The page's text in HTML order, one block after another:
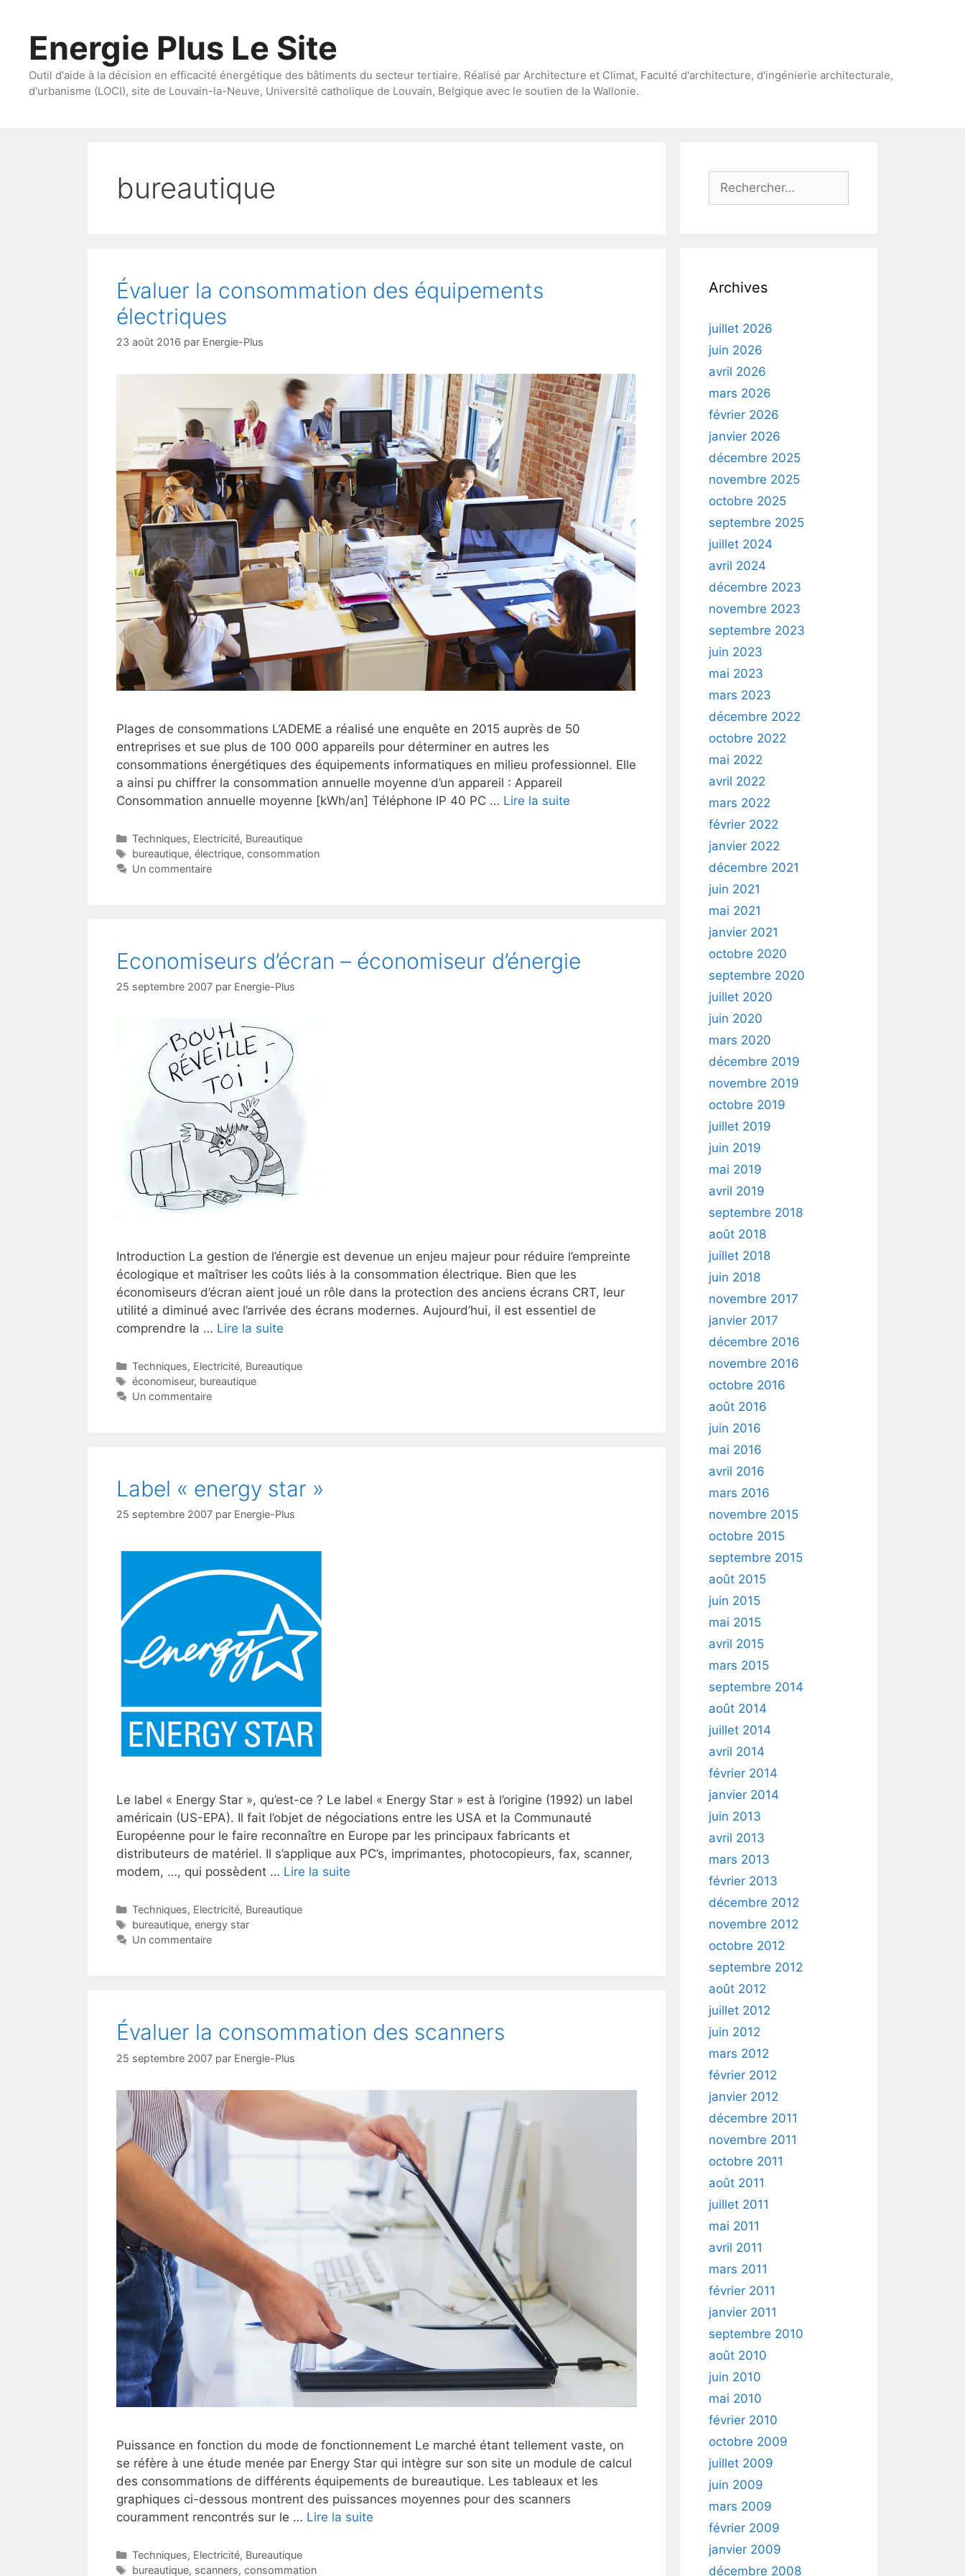
contenuEnergie Plus Le Site
Outil d'aide à la décision en efficacité énergétique des bâtiments du secteur tertiaire. Réalisé par Architecture et Climat, Faculté d'architecture, d'ingénierie architecturale,
d'urbanisme (LOCI), site de Louvain-la-Neuve, Université catholique de Louvain, Belgique avec le soutien de la Wallonie.
bureautique
Évaluer la consommation des équipements
électriques
23 août 2016 par Energie-Plus
Plages de consommations L’ADEME a réalisé une enquête en 2015 auprès de 50
entreprises et sue plus de 100 000 appareils pour déterminer en autres les
consommations énergétiques des équipements informatiques en milieu professionnel. Elle
a ainsi pu chiffrer la consommation annuelle moyenne d’un appareil : Appareil
Consommation annuelle moyenne [kWh/an] Téléphone IP 40 PC … Lire la suite
Catégories
Techniques, Electricité, Bureautique
Étiquettes
bureautique, électrique, consommation
Un commentaire
Economiseurs d’écran – économiseur d’énergie
25 septembre 2007 par Energie-Plus
Introduction La gestion de l’énergie est devenue un enjeu majeur pour réduire l’empreinte
écologique et maîtriser les coûts liés à la consommation électrique. Bien que les
économiseurs d’écran aient joué un rôle dans la protection des anciens écrans CRT, leur
utilité a diminué avec l’arrivée des écrans modernes. Aujourd’hui, il est essentiel de
comprendre la … Lire la suite
Catégories
Techniques, Electricité, Bureautique
Étiquettes
économiseur, bureautique
Un commentaire
Label « energy star »
25 septembre 2007 par Energie-Plus
Le label « Energy Star », qu’est-ce ? Le label « Energy Star » est à l’origine (1992) un label
américain (US-EPA). Il fait l’objet de négociations entre les USA et la Communauté
Européenne pour le faire reconnaître en Europe par les principaux fabricants et
distributeurs de matériel. Il s’applique aux PC’s, imprimantes, photocopieurs, fax, scanner,
modem, …, qui possèdent … Lire la suite
Catégories
Techniques, Electricité, Bureautique
Étiquettes
bureautique, energy star
Un commentaire
Évaluer la consommation des scanners
25 septembre 2007 par Energie-Plus
Puissance en fonction du mode de fonctionnement Le marché étant tellement vaste, on
se réfère à une étude menée par Energy Star qui intègre sur son site un module de calcul
des consommations de différents équipements de bureautique. Les tableaux et les
graphiques ci-dessous montrent des puissances moyennes pour des scanners
couramment rencontrés sur le … Lire la suite
Catégories
Techniques, Electricité, Bureautique
Étiquettes
bureautique, scanners, consommation
Rechercher :
Archives
juillet 2026
juin 2026
avril 2026
mars 2026
février 2026
janvier 2026
décembre 2025
novembre 2025
octobre 2025
septembre 2025
juillet 2024
avril 2024
décembre 2023
novembre 2023
septembre 2023
juin 2023
mai 2023
mars 2023
décembre 2022
octobre 2022
mai 2022
avril 2022
mars 2022
février 2022
janvier 2022
décembre 2021
juin 2021
mai 2021
janvier 2021
octobre 2020
septembre 2020
juillet 2020
juin 2020
mars 2020
décembre 2019
novembre 2019
octobre 2019
juillet 2019
juin 2019
mai 2019
avril 2019
septembre 2018
août 2018
juillet 2018
juin 2018
novembre 2017
janvier 2017
décembre 2016
novembre 2016
octobre 2016
août 2016
juin 2016
mai 2016
avril 2016
mars 2016
novembre 2015
octobre 2015
septembre 2015
août 2015
juin 2015
mai 2015
avril 2015
mars 2015
septembre 2014
août 2014
juillet 2014
avril 2014
février 2014
janvier 2014
juin 2013
avril 2013
mars 2013
février 2013
décembre 2012
novembre 2012
octobre 2012
septembre 2012
août 2012
juillet 2012
juin 2012
mars 2012
février 2012
janvier 2012
décembre 2011
novembre 2011
octobre 2011
août 2011
juillet 2011
mai 2011
avril 2011
mars 2011
février 2011
janvier 2011
septembre 2010
août 2010
juin 2010
mai 2010
février 2010
octobre 2009
juillet 2009
juin 2009
mars 2009
février 2009
janvier 2009
décembre 2008